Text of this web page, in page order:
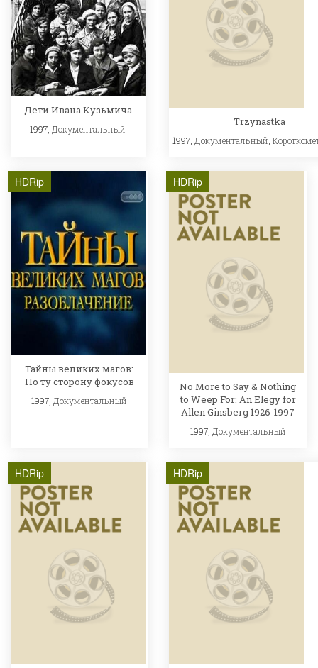
Дети Ивана Кузьмича
1997,Документальный
Trzynastka
1997, Документальный ,
HDRip
Тайны великих магов:
По ту сторону фокусов
1997,Документальный
HDRip
No More to Say & Nothing
to Weep For: An Elegy for
Allen Ginsberg 1926-1997
1997, Документальный
HDRip HDRip